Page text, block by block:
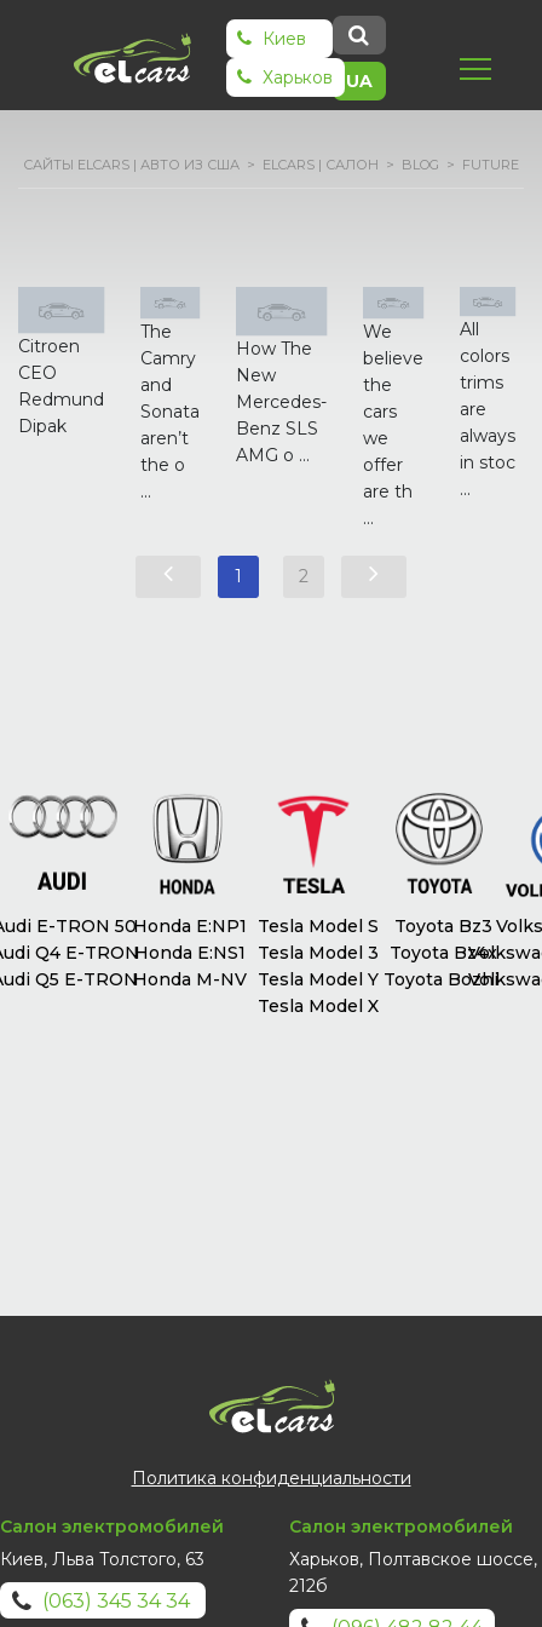
Киев
Харьков
UA
САЙТЫ ELCARS | АВТО ИЗ США > ELCARS | САЛОН > BLOG > FUTURE
Citroen
CEO
Redmund
Dipak
The
Camry
and
Sonata
aren’t
the o
...
How The
New
Mercedes-
Benz SLS
AMG o ...
We
believe
the
cars
we
offer
are th
...
All
colors
trims
are
always
in stoc
...
1 2
E-TRON 50
Q4 E-TRON
Q5 E-TRON
Honda E:NP1
Honda E:NS1
Honda M-NV
Tesla Model S
Tesla Model 3
Tesla Model Y
Tesla Model X
Toyota Bz3
Toyota Bz4x
Toyota Bozhi
Политика конфиденциальности
Салон электромобилей
Киев, Льва Толстого, 63
(063) 345 34 34
Салон электромобилей
Харьков, Полтавское шоссе,
212б